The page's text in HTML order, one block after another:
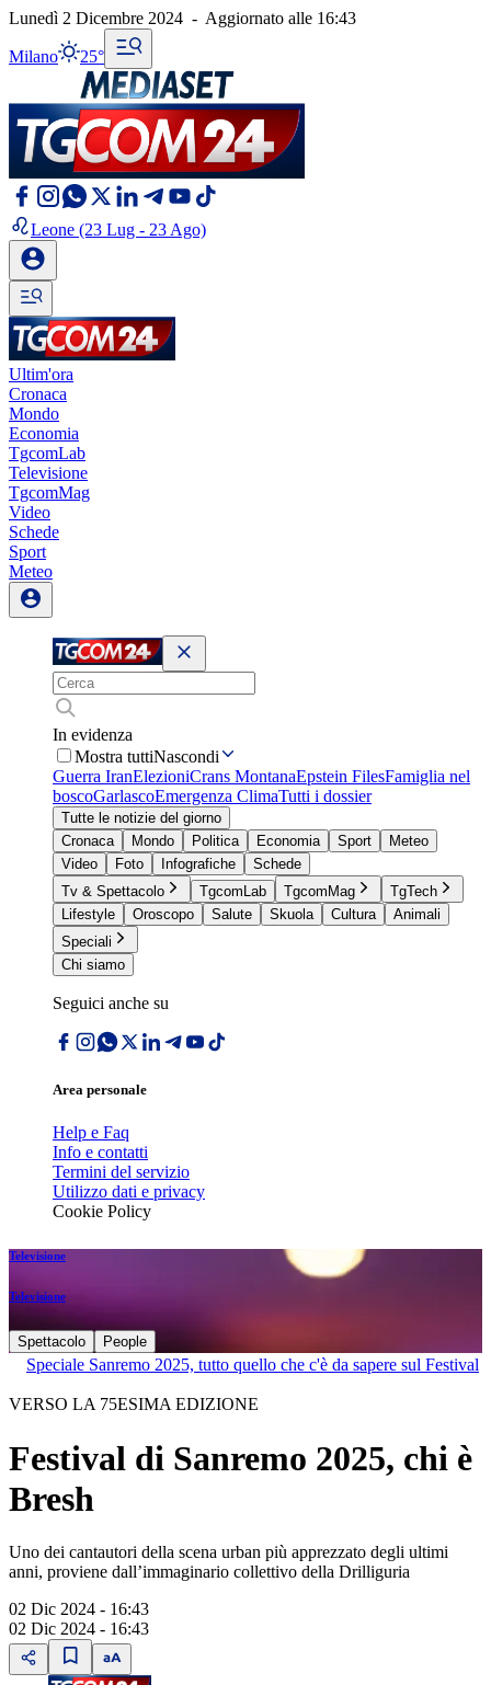
Lunedì 2 Dicembre 2024 - Aggiornato alle 16:43
Milano 25°
Leone (23 Lug - 23 Ago)
Ultim'ora
Cronaca
Mondo
Economia
TgcomLab
Televisione
TgcomMag
Video
Schede
Sport
Meteo
In evidenza
Mostra tuttiNascondi
Guerra IranElezioniCrans MontanaEpstein FilesFamiglia nel
boscoGarlascoEmergenza ClimaTutti i dossier
Tutte le notizie del giorno
Cronaca
Mondo Politica Economia Sport
Meteo
Video
Foto Infografiche
Schede
Tv & Spettacolo
TgcomLab TgcomMag
TgTech
Lifestyle
Oroscopo Salute Skuola Cultura
Animali
Speciali
Chi siamo
Seguici anche su
Area personale
Help e Faq
Info e contatti
Termini del servizio
Utilizzo dati e privacy
Cookie Policy
Televisione
Televisione
Spettacolo People
Speciale Sanremo 2025, tutto quello che c'è da sapere sul Festival
VERSO LA 75ESIMA EDIZIONE
Festival di Sanremo 2025, chi è
Bresh
Uno dei cantautori della scena urban più apprezzato degli ultimi
anni, proviene dall’immaginario collettivo della Drilliguria
02 Dic 2024 - 16:43
02 Dic 2024 - 16:43